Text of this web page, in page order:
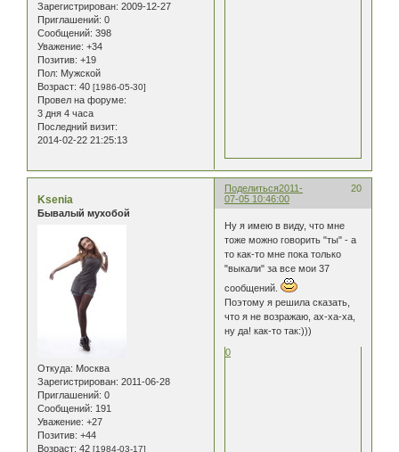
Зарегистрирован: 2009-12-27
Приглашений: 0
Сообщений: 398
Уважение: +34
Позитив: +19
Пол: Мужской
Возраст: 40 [1986-05-30]
Провел на форуме:
3 дня 4 часа
Последний визит:
2014-02-22 21:25:13
Поделиться 20
2011-
07-05 10:46:00
Ksenia
Бывалый мухобой
Откуда: Москва
Зарегистрирован: 2011-06-28
Приглашений: 0
Сообщений: 191
Уважение: +27
Позитив: +44
Возраст: 42 [1984-03-17]
Ну я имею в виду, что мне
тоже можно говорить "ты" - а
то как-то мне пока только
"выкали" за все мои 37
сообщений.
Поэтому я решила сказать,
что я не возражаю, ах-ха-ха,
ну да! как-то так:)))
0